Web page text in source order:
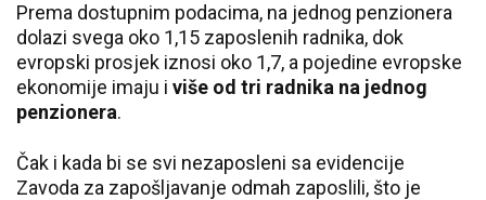
Prema dostupnim podacima, na jednog penzionera
dolazi svega oko 1,15 zaposlenih radnika, dok
evropski prosjek iznosi oko 1,7, a pojedine evropske
ekonomije imaju i više od tri radnika na jednog
penzionera.
Čak i kada bi se svi nezaposleni sa evidencije
Zavoda za zapošljavanje odmah zaposlili, što je